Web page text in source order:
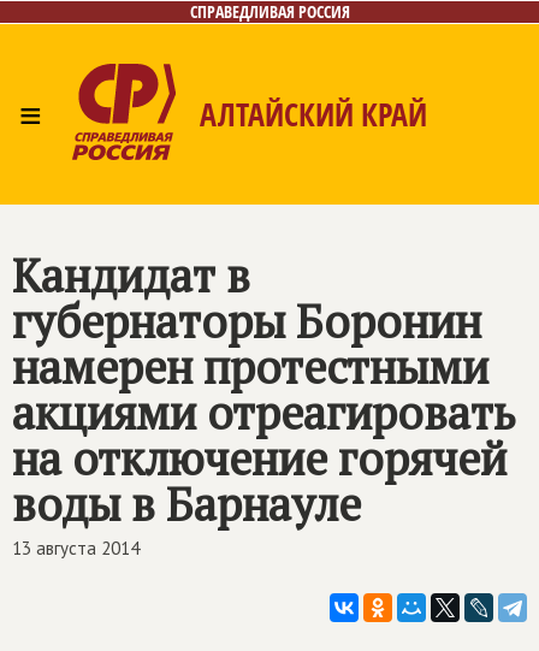
СПРАВЕДЛИВАЯ РОССИЯ
≡ АЛТАЙСКИЙ КРАЙ
Кандидат в
губернаторы Боронин
намерен протестными
акциями отреагировать
на отключение горячей
воды в Барнауле
13 августа 2014